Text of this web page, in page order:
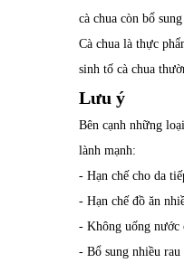
cà chua còn bổ
Cà chua là thực
sinh tố cà chua
Lưu ý
Bên cạnh những
lành mạnh:
- Hạn chế cho da
- Hạn chế đồ ăn
- Không uống nước
- Bổ sung nhiều